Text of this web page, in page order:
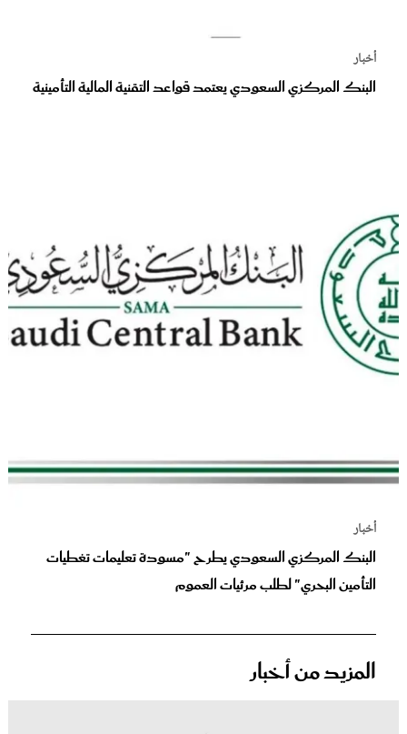
أخبار
البنك المركزي السعودي يعتمد قواعد التقنية المالية التأمينية
أخبار
البنك المركزي السعودي يطرح "مسودة تعليمات تغطيات
التأمين البحري" لطلب مرئيات العموم
المزيد من أخبار